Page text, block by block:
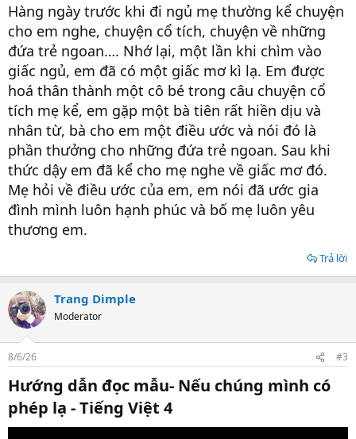
Hàng ngày trước khi đi ngủ mẹ thường kể chuyện
cho em nghe, chuyện cổ tích, chuyện về những
đứa trẻ ngoan…. Nhớ lại, một lần khi chìm vào
giấc ngủ, em đã có một giấc mơ kì lạ. Em được
hoá thân thành một cô bé trong câu chuyện cổ
tích mẹ kể, em gặp một bà tiên rất hiền dịu và
nhân từ, bà cho em một điều ước và nói đó là
phần thưởng cho những đứa trẻ ngoan. Sau khi
thức dậy em đã kể cho mẹ nghe về giấc mơ đó.
Mẹ hỏi về điều ước của em, em nói đã ước gia
đình mình luôn hạnh phúc và bố mẹ luôn yêu
thương em.
Trả lời
Trang Dimple
Moderator
8/6/26 #3
Hướng dẫn đọc mẫu- Nếu chúng mình có
phép lạ - Tiếng Việt 4​